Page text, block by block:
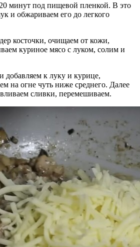
минут под пищевой пленкой. В это
и обжариваем его до легкого
косточки, очищаем от кожи,
куриное мясо с луком, солим и
добавляем к луку и курице,
на огне чуть ниже среднего. Далее
сливки, перемешиваем.